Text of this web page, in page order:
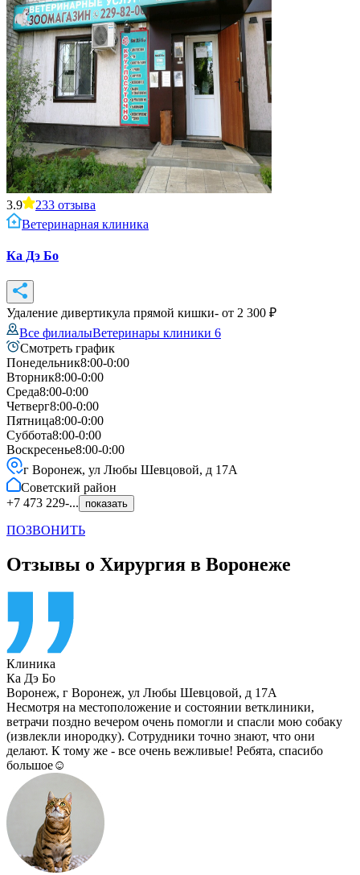
3.9 233 отзыва
Ветеринарная клиника
Ка Дэ Бо
Удаление дивертикула прямой кишки- от 2 300 ₽
Все филиалыВетеринары клиники 6
Смотреть график
Понедельник8:00-0:00
Вторник8:00-0:00
Среда8:00-0:00
Четверг8:00-0:00
Пятница8:00-0:00
Суббота8:00-0:00
Воскресенье8:00-0:00
г Воронеж, ул Любы Шевцовой, д 17А
Советский район
+7 473 229-...
показать
ПОЗВОНИТЬ
Отзывы о Хирургия в Воронеже
Клиника
Ка Дэ Бо
Воронеж, г Воронеж, ул Любы Шевцовой, д 17А
Несмотря на местоположение и состоянии ветклиники,
ветрачи поздно вечером очень помогли и спасли мою собаку
(извлекли инородку). Сотрудники точно знают, что они
делают. К тому же - все очень вежливые! Ребята, спасибо
большое☺️